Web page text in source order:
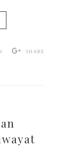
SHARE